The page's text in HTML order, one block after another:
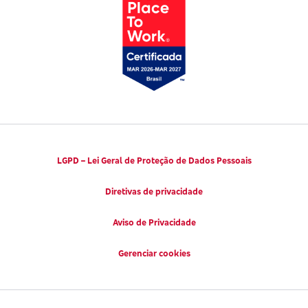
LGPD – Lei Geral de Proteção de Dados Pessoais
Diretivas de privacidade
Aviso de Privacidade
Gerenciar cookies